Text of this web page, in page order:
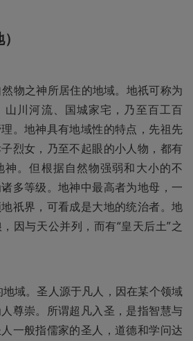
物之神所居住的地域。地祇可称为
山川河流、国城家宅，乃至百工百
。地神具有地域性的特点，先祖先
烈女，乃至不起眼的小人物，都有
神。但根据自然物强弱和大小的不
多等级。地神中最高者为地母，一
祇界，可看成是大地的统治者。地
因与天公并列，而有“皇天后土”之
域。圣人源于凡人，因在某个领域
尊崇。所谓超凡入圣，是指智慧与
一般指儒家的圣人，道德和学问达